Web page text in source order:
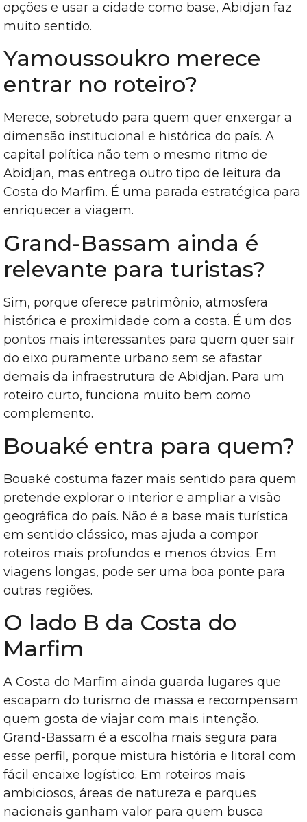
opções e usar a cidade como base, Abidjan faz
muito sentido.
Yamoussoukro merece
entrar no roteiro?
Merece, sobretudo para quem quer enxergar a
dimensão institucional e histórica do país. A
capital política não tem o mesmo ritmo de
Abidjan, mas entrega outro tipo de leitura da
Costa do Marfim. É uma parada estratégica para
enriquecer a viagem.
Grand-Bassam ainda é
relevante para turistas?
Sim, porque oferece patrimônio, atmosfera
histórica e proximidade com a costa. É um dos
pontos mais interessantes para quem quer sair
do eixo puramente urbano sem se afastar
demais da infraestrutura de Abidjan. Para um
roteiro curto, funciona muito bem como
complemento.
Bouaké entra para quem?
Bouaké costuma fazer mais sentido para quem
pretende explorar o interior e ampliar a visão
geográfica do país. Não é a base mais turística
em sentido clássico, mas ajuda a compor
roteiros mais profundos e menos óbvios. Em
viagens longas, pode ser uma boa ponte para
outras regiões.
O lado B da Costa do
Marfim
A Costa do Marfim ainda guarda lugares que
escapam do turismo de massa e recompensam
quem gosta de viajar com mais intenção.
Grand-Bassam é a escolha mais segura para
esse perfil, porque mistura história e litoral com
fácil encaixe logístico. Em roteiros mais
ambiciosos, áreas de natureza e parques
nacionais ganham valor para quem busca